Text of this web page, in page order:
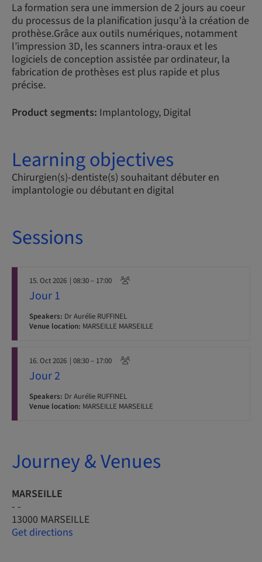
La formation sera une immersion de 2 jours au coeur
du processus de la planification jusqu'à la création de
prothèse.Grâce aux outils numériques, notamment
l’impression 3D, les scanners intra-oraux et les
logiciels de conception assistée par ordinateur, la
fabrication de prothèses est plus rapide et plus
précise.
Product segments: Implantology, Digital
Learning objectives
Chirurgien(s)-dentiste(s) souhaitant débuter en
implantologie ou débutant en digital
Sessions
15. Oct 2026 | 08:30 – 17:00
Jour 1
Speakers: Dr Aurélie RUFFINEL
Venue location: MARSEILLE MARSEILLE
16. Oct 2026 | 08:30 – 17:00
Jour 2
Speakers: Dr Aurélie RUFFINEL
Venue location: MARSEILLE MARSEILLE
Journey & Venues
MARSEILLE
- -
13000 MARSEILLE
Get directions